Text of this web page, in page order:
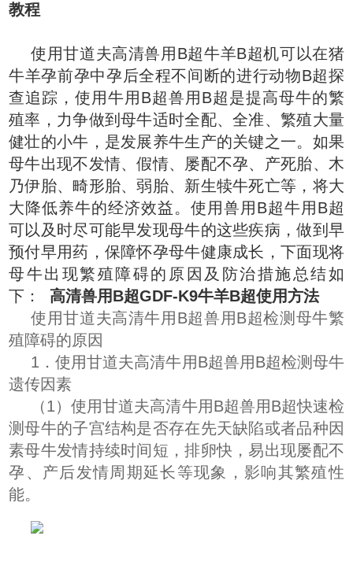
教程
使用甘道夫高清兽用B超牛羊B超机可以在猪
牛羊孕前孕中孕后全程不间断的进行动物B超探
查追踪，使用牛用B超兽用B超是提高母牛的繁
殖率，力争做到母牛适时全配、全准、繁殖大量
健壮的小牛，是发展养牛生产的关键之一。如果
母牛出现不发情、假情、屡配不孕、产死胎、木
乃伊胎、畸形胎、弱胎、新生犊牛死亡等，将大
大降低养牛的经济效益。使用兽用B超牛用B超
可以及时尽可能早发现母牛的这些疾病，做到早
预付早用药，保障怀孕母牛健康成长，下面现将
母牛出现繁殖障碍的原因及防治措施总结如
下：高清兽用B超GDF-K9牛羊B超使用方法
使用甘道夫高清牛用B超兽用B超检测母牛繁
殖障碍的原因
1．使用甘道夫高清牛用B超兽用B超检测母牛
遗传因素
（1）使用甘道夫高清牛用B超兽用B超快速检
测母牛的子宫结构是否存在先天缺陷或者品种因
素母牛发情持续时间短，排卵快，易出现屡配不
孕、产后发情周期延长等现象，影响其繁殖性
能。